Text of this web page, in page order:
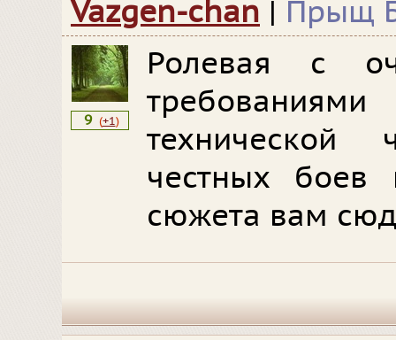
Vazgen-chan | Прыщ
9 (+1)
Ролевая с
технической
честных боев
сюжета вам